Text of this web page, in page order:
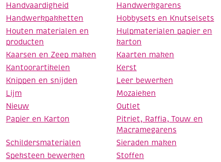
Handvaardigheid
Handwerkgarens
Handwerkpakketten
Hobbysets en Knutselsets
Houten materialen en
producten
Hulpmaterialen papier en
karton
Kaarsen en Zeep maken
Kaarten maken
Kantoorartikelen
Kerst
Knippen en snijden
Leer bewerken
Lijm
Mozaieken
Nieuw
Outlet
Papier en Karton
Pitriet, Raffia, Touw en
Macramegarens
Schildersmaterialen
Sieraden maken
Speksteen bewerken
Stoffen